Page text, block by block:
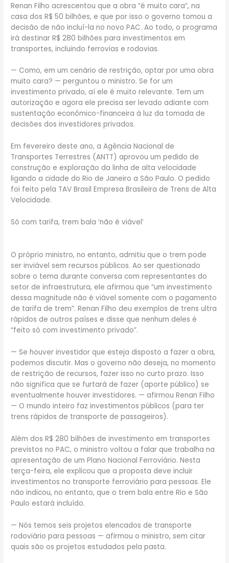
Renan Filho acrescentou que a obra “é muito cara”, na
casa dos R$ 50 bilhões, e que por isso o governo tomou a
decisão de não incluí-la no novo PAC. Ao todo, o programa
irá destinar R$ 280 bilhões para investimentos em
transportes, incluindo ferrovias e rodovias.
— Como, em um cenário de restrição, optar por uma obra
muito cara? — perguntou o ministro. Se for um
investimento privado, aí ele é muito relevante. Tem um
autorização e agora ele precisa ser levado adiante com
sustentação econômico-financeira à luz da tomada de
decisões dos investidores privados.
Em fevereiro deste ano, a Agência Nacional de
Transportes Terrestres (ANTT) aprovou um pedido de
construção e exploração da linha de alta velocidade
ligando a cidade do Rio de Janeiro a São Paulo. O pedido
foi feito pela TAV Brasil Empresa Brasileira de Trens de Alta
Velocidade.
Só com tarifa, trem bala ‘não é viável’
O próprio ministro, no entanto, admitiu que o trem pode
ser inviável sem recursos públicos. Ao ser questionado
sobre o tema durante conversa com representantes do
setor de infraestrutura, ele afirmou que “um investimento
dessa magnitude não é viável somente com o pagamento
de tarifa de trem”. Renan Filho deu exemplos de trens ultra
rápidos de outros países e disse que nenhum deles é
“feito só com investimento privado”.
— Se houver investidor que esteja disposto a fazer a obra,
podemos discutir. Mas o governo não deseja, no momento
de restrição de recursos, fazer isso no curto prazo. Isso
não significa que se furtará de fazer (aporte público) se
eventualmente houver investidores. — afirmou Renan Filho
— O mundo inteiro faz investimentos públicos (para ter
trens rápidos de transporte de passageiros).
Além dos R$ 280 bilhões de investimento em transportes
previstos no PAC, o ministro voltou a falar que trabalha na
apresentação de um Plano Nacional Ferroviário. Nesta
terça-feira, ele explicou que a proposta deve incluir
investimentos no transporte ferroviário para pessoas. Ele
não indicou, no entanto, que o trem bala entre Rio e São
Paulo estará incluído.
— Nós temos seis projetos elencados de transporte
rodoviário para pessoas — afirmou o ministro, sem citar
quais são os projetos estudados pela pasta.